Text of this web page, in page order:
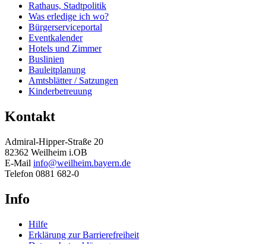
Rathaus, Stadtpolitik
Was erledige ich wo?
Bürgerserviceportal
Eventkalender
Hotels und Zimmer
Buslinien
Bauleitplanung
Amtsblätter / Satzungen
Kinderbetreuung
Kontakt
Admiral-Hipper-Straße 20
82362 Weilheim i.OB
E-Mail info@weilheim.bayern.de
Telefon 0881 682-0
Info
Hilfe
Erklärung zur Barrierefreiheit